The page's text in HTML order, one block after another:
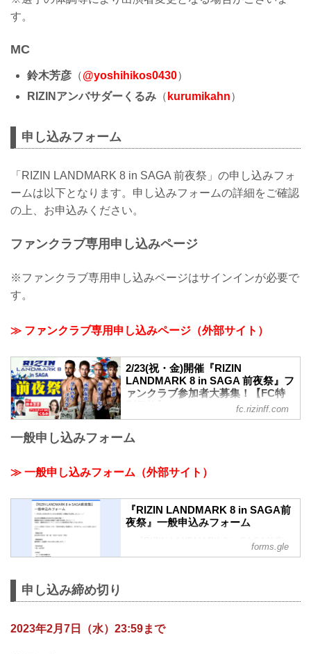
す。
MC
鈴木芳彦 （@yoshihikos0430）
RIZINアンバサダーくるみ （ kurumikahn）
申し込みフォーム
「RIZIN LANDMARK 8 in SAGA 前夜祭」の申し込みフォ
ームは以下となります。申し込みフォームの詳細をご確認
の上、お申込みください。
ファンクラブ専用申し込みページ
※ファンクラブ専用申し込みページはサインインが必要で
す。
≫ ファンクラブ専用申し込みページ（外部サイト）
2/23(祝・金)開催『RIZIN
LANDMARK 8 in SAGA 前夜祭』フ
ァンクラブ参加者大募集！【FC特
RIZINファイター元谷友貴の参加が決定！
ル・コイケ、山本アーセン RIZINアンバ
（祝・金）福岡県内にて「RIZIN
LANDMARK 8 in SAGA 前夜祭」を開催
することが決定❗ ファンクラブ会員様は特
別価格にてご参加いただけます！ 一緒に
前夜祭を楽しみましょう！皆様のご参加
fc.rizinff.com
一般申し込みフォーム
≫ 一般申し込みフォーム（外部サイト）
『RIZIN LANDMARK 8 in SAGA前
夜祭』一般申込みフォーム
＼『RIZIN LANDMARK 8 in SAGA前夜
の前夜祭を予定しております♫
forms.gle
申し込み締め切り
2023年2月7日（水）23:59まで